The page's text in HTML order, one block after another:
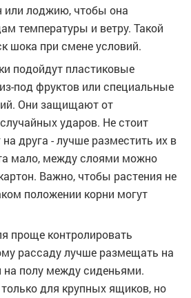
или лоджию, чтобы она
температуры и ветру. Такой
шока при смене условий.
подойдут пластиковые
под фруктов или специальные
Они защищают от
ударов. Не стоит
друга - лучше разместить их в
мало, между слоями можно
Важно, чтобы растения не
положении корни могут
проще контролировать
рассаду лучше размещать на
на полу между сиденьями.
для крупных ящиков, но